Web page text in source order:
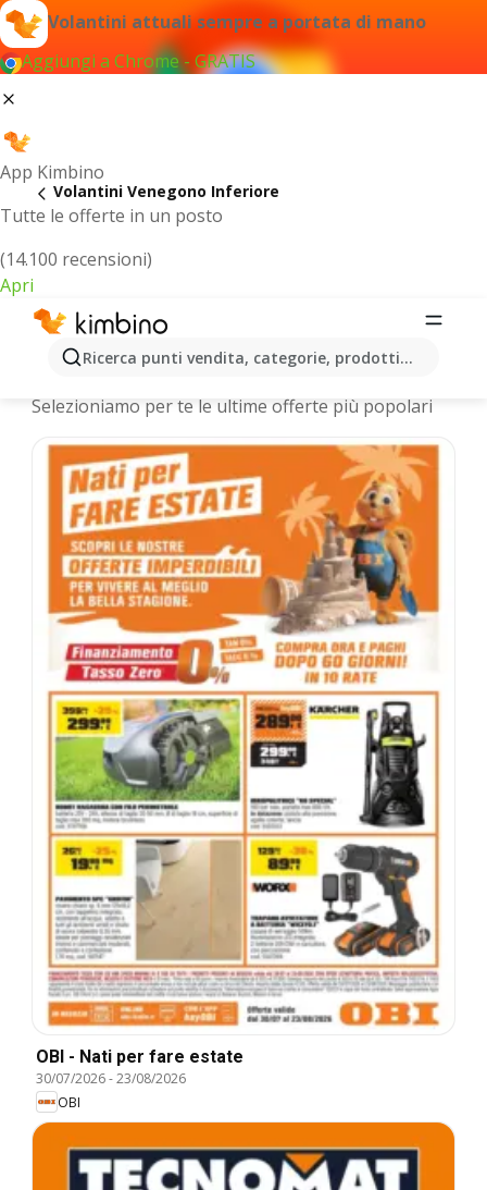
Volantini attuali sempre a portata di mano
Aggiungi a Chrome - GRATIS
App Kimbino
Tutte le offerte in un posto
(14.100 recensioni)
Apri
Ricerca punti vendita, categorie, prodotti...
Volantini Venegono Inferiore
Venegono Inferiore - Volantini più
Selezioniamo per te le ultime offerte più popolari
OBI - Nati per fare estate
30/07/2026-23/08/2026
OBI